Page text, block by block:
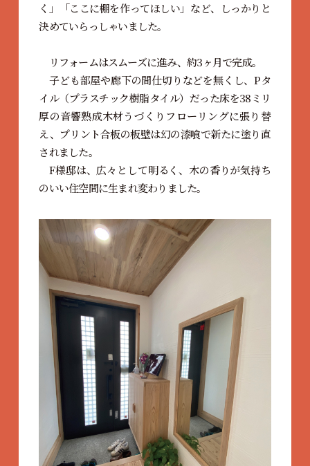
く」「ここに棚を作ってほしい」など、しっかりと
決めていらっしゃいました。
リフォームはスムーズに進み、約3ヶ月で完成。
子ども部屋や廊下の間仕切りなどを無くし、Pタ
イル（プラスチック樹脂タイル）だった床を38ミリ
厚の音響熟成木材うづくりフローリングに張り替
え、プリント合板の板壁は幻の漆喰で新たに塗り直
されました。
F様邸は、広々として明るく、木の香りが気持ち
のいい住空間に生まれ変わりました。